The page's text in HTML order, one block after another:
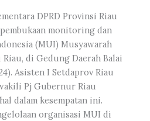
DPRD Provinsi Riau
monitoring dan
(MUI) Musyawarah
di Gedung Daerah Balai
Asisten I Setdaprov Riau
Pj Gubernur Riau
dalam kesempatan ini.
organisasi MUI di